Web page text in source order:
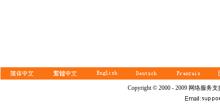
Copyright © 2000 - 2009 网络服务